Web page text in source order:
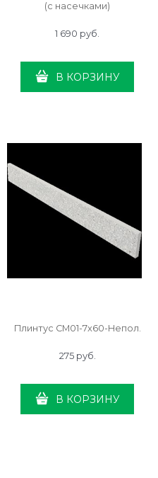
(с насечками)
1 690 руб.
В КОРЗИНУ
Плинтус CM01-7x60-Непол.
275 руб.
В КОРЗИНУ